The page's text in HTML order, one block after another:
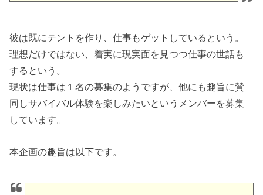
彼は既にテントを作り、仕事もゲットしているという。
理想だけではない、着実に現実面を見つつ仕事の世話も
するという。
現状は仕事は１名の募集のようですが、他にも趣旨に賛
同しサバイバル体験を楽しみたいというメンバーを募集
しています。
本企画の趣旨は以下です。